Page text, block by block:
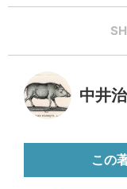
中井
この